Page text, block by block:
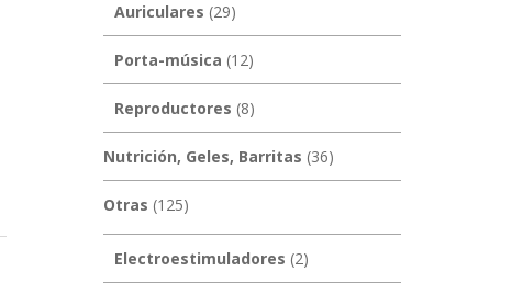
Auriculares (29)
Porta-música (12)
Reproductores (8)
Nutrición, Geles, Barritas (36)
Otras (125)
Electroestimuladores (2)